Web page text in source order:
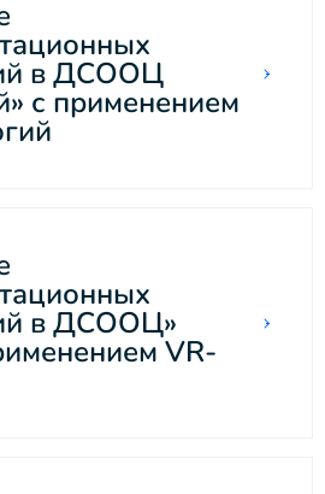
в ДСООЦ
с применением
в ДСООЦ»
VR-